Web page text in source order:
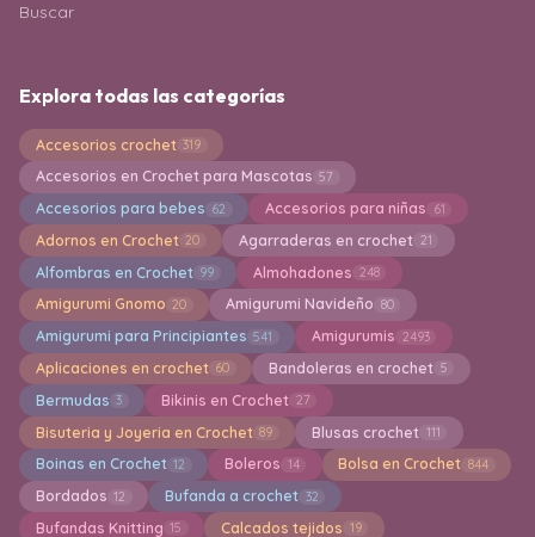
Buscar
Explora todas las categorías
Accesorios crochet 319
Accesorios en Crochet para Mascotas 57
Accesorios para bebes 62 Accesorios para niñas 61
Adornos en Crochet 20 Agarraderas en crochet 21
Alfombras en Crochet 99 Almohadones 248
Amigurumi Gnomo 20 Amigurumi Navideño 80
Amigurumi para Principiantes 541 Amigurumis 2493
Aplicaciones en crochet 60 Bandoleras en crochet 5
Bermudas 3 Bikinis en Crochet 27
Bisuteria y Joyeria en Crochet 89 Blusas crochet 111
Boinas en Crochet 12 Boleros 14 Bolsa en Crochet 844
Bordados 12 Bufanda a crochet 32
Bufandas Knitting 15 Calcados tejidos 19